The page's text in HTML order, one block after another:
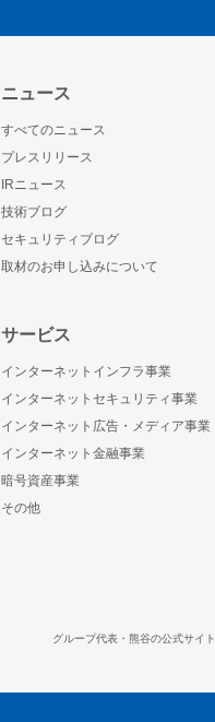
ニュース
すべてのニュース
プレスリリース
IRニュース
技術ブログ
セキュリティブログ
取材のお申し込みについて
サービス
インターネットインフラ事業
インターネットセキュリティ事業
インターネット広告・メディア事業
インターネット金融事業
暗号資産事業
その他
グループ代表・熊谷の公式サイト